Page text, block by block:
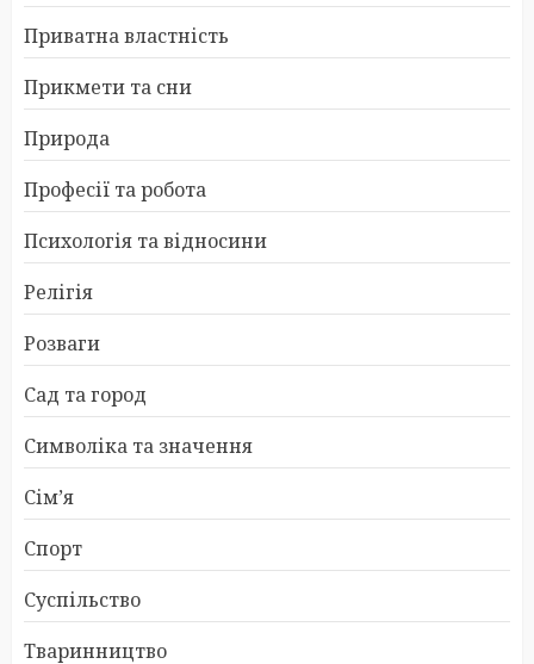
Приватна властність
Прикмети та сни
Природа
Професії та робота
Психологія та відносини
Релігія
Розваги
Сад та город
Символіка та значення
Сім’я
Спорт
Суспільство
Тваринництво